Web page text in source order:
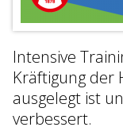
Intensive
Kräftigung der
ausgelegt ist
verbessert.